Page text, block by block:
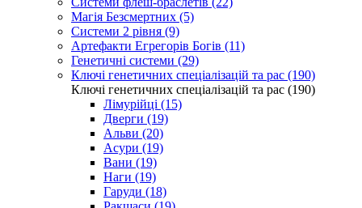
Магія Безсмертних (5)
Системи 2 рівня (9)
Артефакти Егрегорів Богів (11)
Генетичні системи (29)
Ключі генетичних спеціалізацій та рас (190)
Ключі генетичних спеціалізацій та рас (190)
Лімурійці (15)
Дверги (19)
Альви (20)
Асури (19)
Вани (19)
Наги (19)
Гаруди (18)